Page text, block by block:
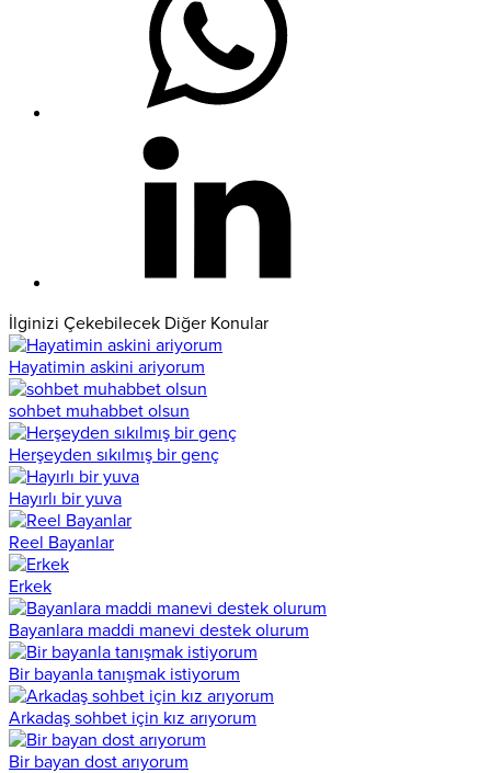
İlginizi Çekebilecek Diğer Konular
Hayatimin askini ariyorum
sohbet muhabbet olsun
Herşeyden sıkılmış bir genç
Hayırlı bir yuva
Reel Bayanlar
Erkek
Bayanlara maddi manevi destek olurum
Bir bayanla tanışmak istiyorum
Arkadaş sohbet için kız arıyorum
Bir bayan dost arıyorum